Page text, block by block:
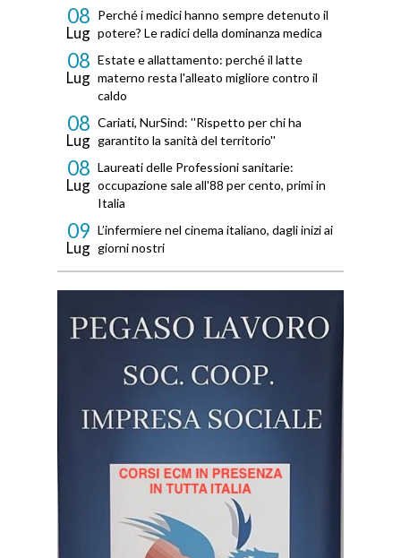
08
Lug
Perché i medici hanno sempre detenuto il
potere? Le radici della dominanza medica
08
Lug
Estate e allattamento: perché il latte
materno resta l'alleato migliore contro il
caldo
08
Lug
Cariati, NurSind: ''Rispetto per chi ha
garantito la sanità del territorio''
08
Lug
Laureati delle Professioni sanitarie:
occupazione sale all'88 per cento, primi in
Italia
09
Lug
L’infermiere nel cinema italiano, dagli inizi ai
giorni nostri